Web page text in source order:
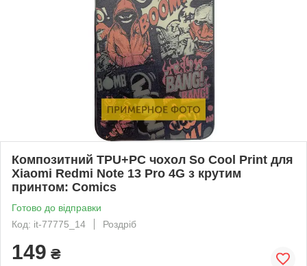
Композитний TPU+PC чохол So Cool Print для
Xiaomi Redmi Note 13 Pro 4G з крутим
принтом: Comics
Готово до відправки
Код: it-77775_14
Роздріб
149 ₴